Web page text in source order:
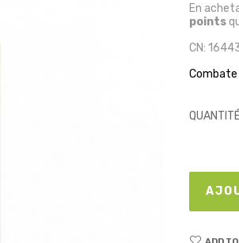
En
points
CN:
Combate